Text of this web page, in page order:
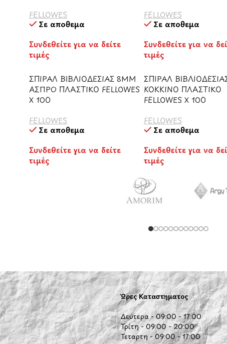
FELLOWES
Σε απόθεμα
Συνδεθείτε για να δείτε
τιμές
FELLOWES
Σε απόθεμα
Συνδεθείτε για να
τιμές
ΣΠΙΡΑΛ ΒΙΒΛΙΟΔΕΣΙΑΣ 8ΜΜ
ΑΣΠΡΟ ΠΛΑΣΤΙΚΟ FELLOWES
Χ 100
FELLOWES
Σε απόθεμα
Συνδεθείτε για να δείτε
τιμές
ΣΠΙΡΑΛ
ΚΟΚΚΙΝΟ ΠΛΑΣΤΙΚΟ
FELLOWES Χ 100
FELLOWES
Σε απόθεμα
Συνδεθείτε για να
τιμές
BIELLA
Ώρες Καταστήματος
Δευτέρα - 09:00 - 17:00
Τρίτη - 09:00 - 20:00
Τετάρτη - 09:00 - 17:00